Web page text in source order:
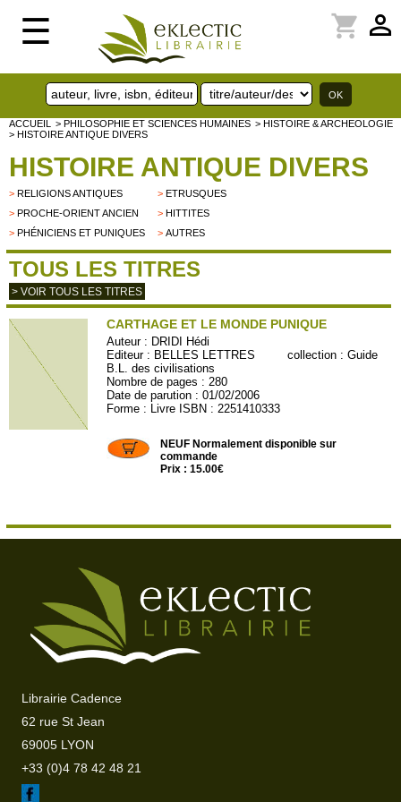
☰ perm_identity
shopping_cart
ACCUEIL > PHILOSOPHIE ET SCIENCES HUMAINES > HISTOIRE & ARCHEOLOGIE
> HISTOIRE ANTIQUE DIVERS
HISTOIRE ANTIQUE DIVERS
> RELIGIONS ANTIQUES >ETRUSQUES
> PROCHE-ORIENT ANCIEN >HITTITES
> PHÉNICIENS ET PUNIQUES >AUTRES
TOUS LES TITRES
> VOIR TOUS LES TITRES
CARTHAGE ET LE MONDE PUNIQUE
Auteur : DRIDI Hédi
Editeur : BELLES LETTRES collection :Guide
B.L. des civilisations
Nombre de pages : 280
Date de parution : 01/02/2006
Forme : Livre ISBN : 2251410333
NEUF Normalement disponible sur
commande
Prix : 15.00€
Librairie Cadence
62 rue St Jean
69005 LYON
+33 (0)4 78 42 48 21